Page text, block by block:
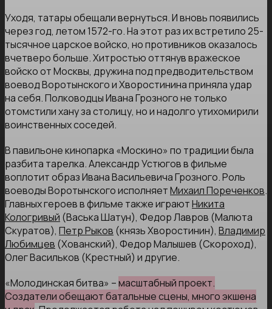
Уходя, татары обещали вернуться. И вновь появились
через год, летом 1572-го. На этот раз их встретило 25-
тысячное царское войско, но противников оказалось
вчетверо больше. Хитростью оттянув вражеское
войско от Москвы, дружина под предводительством
воевод Воротынского и Хворостинина приняла удар
на себя. Полководцы Ивана Грозного не только
отомстили хану за столицу, но и надолго утихомирили
воинственных соседей.
В павильоне кинопарка «Москино» по традиции была
разбита тарелка. Александр Устюгов в фильме
воплотит образ Ивана Васильевича Грозного. Роль
воеводы Воротынского исполняетМихаил Пореченков.
Главных героев в фильме также играютНикита
Кологривый (Васька Шатун), Федор Лавров (Малюта
Скуратов), Петр Рыков (князь Хворостинин), Владимир
Любимцев (Хованский), Федор Малышев (Скороход),
Олег Васильков (Крестный) и другие.
«Молодинская битва» –масштабный проект.
Создатели обещают батальные сцены, много экшена